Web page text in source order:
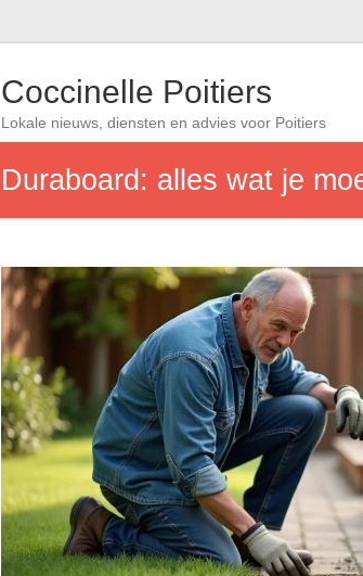
Coccinelle Poitiers
Lokale nieuws, diensten en advies voor Poitiers
Duraboard: alles wat je